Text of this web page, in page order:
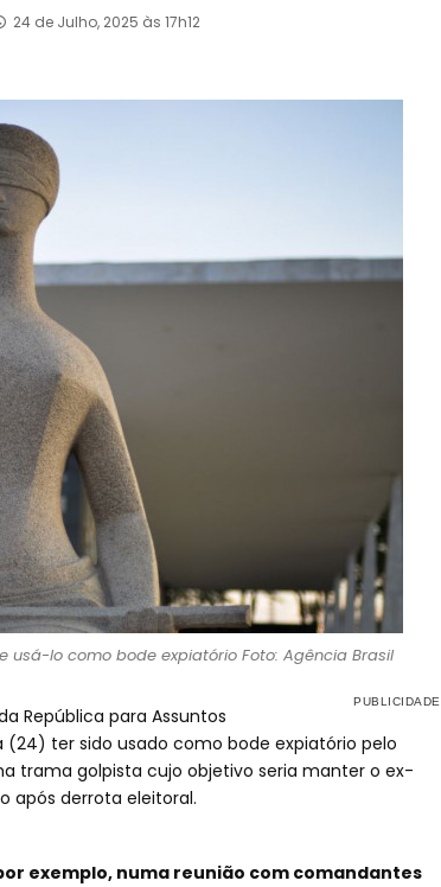
24 de Julho, 2025 às 17h12
usá-lo como bode expiatório Foto: Agência Brasil
República para Assuntos
ter sido usado como bode expiatório pelo
trama golpista cujo objetivo seria manter o ex-
após derrota eleitoral.
exemplo, numa reunião com comandantes